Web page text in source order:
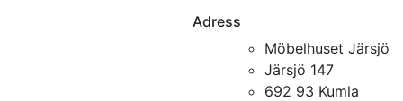
Adress
Möbelhuset Järsjö
Järsjö 147
692 93 Kumla